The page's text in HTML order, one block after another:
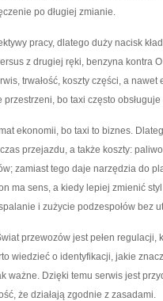
po długiej zmianie.
pracy, dlatego duży nacisk
z drugiej ręki, benzyna kontra
trwałość, koszty części, a
bo taxi często
ekonomii, bo taxi to biznes.
przejazdu, a także koszty:
zamiast tego daje narzędzia do
ma sens, a kiedy lepiej zmienić
i zużycie podzespołów bez
przewozów jest pełen
wiedzieć o identyfikacji, jakie
ważne. Dzięki temu serwis jest
że działają zgodnie z zasadami.